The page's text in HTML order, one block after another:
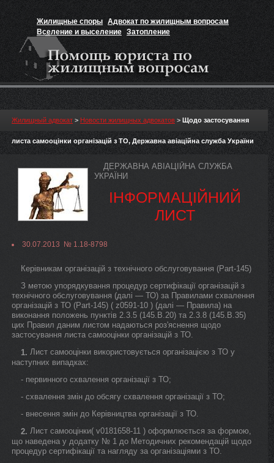
Жилищные споры Адвокат по жилищным вопросам
Вселение и выселение Затопление
Признание прав на жильё
Жилищный адвокат > Новости жилищных адвокатов > Щодо застосування
листа самооцінки організацій з ТО, Державна авіаційна служба України
ДЕРЖАВНА АВІАЦІЙНА СЛУЖБА
УКРАЇНИ
ІНФОРМАЦІЙНИЙ
ЛИСТ
30.07.2013 № 1.18-8798
Керівникам організацій з технічного обслуговування (Part-145)
З метою упорядкування процедур сертифікації організацій з
технічного обслуговування (далі — ТО) за Правилами схвалення
організацій з ТО (Part-145) ( z0591-10 ) (далі — Правила) на
виконання положень пунктів 2.3.5 (145.B.20) та 2.3.8 (145.B.35)
цих Правил даним листом надаються роз'яснення щодо
застосування листа самооцінки організацій з ТО.
1. Лист самооцінки використовується організацією з ТО у
наступних випадках:
- первинного схвалення організації з ТО;
- схвалення змін до обсягу схвалення організації з ТО;
- внесення змін до Керівництва організації з ТО.
2. Лист самооцінки( v0181658-11 ) оформлюється за формою,
що наведена у додатку № 1 до Методичних рекомендацій щодо
процедур сертифікації та нагляду за організаціями з ТО.